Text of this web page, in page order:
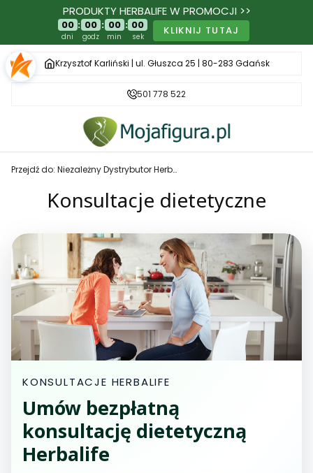
PRODUKTY HERBALIFE W PROMOCJI >>
00
dni
: 00
godz
: 00
min
: 00
sek KLIKNIJ TUTAJ
Krzysztof Karliński | ul. Głuszca 25 | 80-283 Gdańsk
501 778 522
Przejdź do: Niezależny Dystrybutor Herbalife - MojaFigura.pl
Konsultacje dietetyczne
KONSULTACJE HERBALIFE
Umów bezpłatną
konsultację dietetyczną
Herbalife